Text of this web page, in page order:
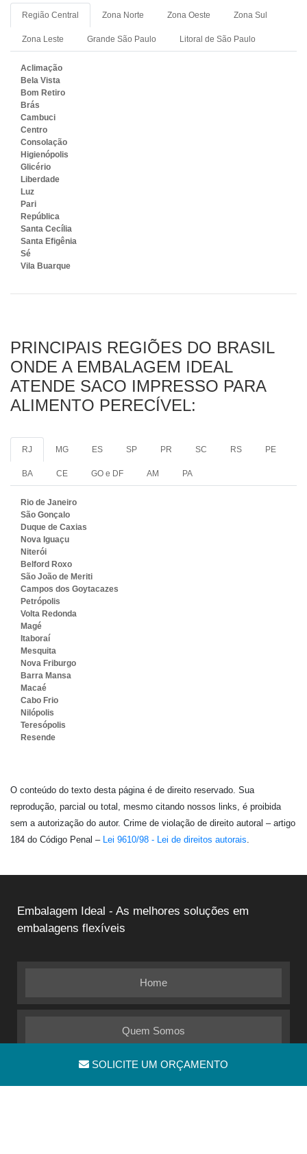
SOLICITE UM ORÇAMENTO
Região Central Zona Norte Zona Oeste Zona Sul
Zona Leste Grande São Paulo Litoral de São Paulo
Aclimação
Bela Vista
Bom Retiro
Brás
Cambuci
Centro
Consolação
Higienópolis
Glicério
Liberdade
Luz
Pari
República
Santa Cecília
Santa Efigênia
Sé
Vila Buarque
PRINCIPAIS REGIÕES DO BRASIL
ONDE A EMBALAGEM IDEAL
ATENDE SACO IMPRESSO PARA
ALIMENTO PERECÍVEL:
RJ MG ES SP PR SC RS PE
BA CE GO e DF AM PA
Rio de Janeiro
São Gonçalo
Duque de Caxias
Nova Iguaçu
Niterói
Belford Roxo
São João de Meriti
Campos dos Goytacazes
Petrópolis
Volta Redonda
Magé
Itaboraí
Mesquita
Nova Friburgo
Barra Mansa
Macaé
Cabo Frio
Nilópolis
Teresópolis
Resende
O conteúdo do texto desta página é de direito reservado. Sua
reprodução, parcial ou total, mesmo citando nossos links, é proibida
sem a autorização do autor. Crime de violação de direito autoral – artigo
184 do Código Penal – Lei 9610/98 - Lei de direitos autorais.
Embalagem Ideal - As melhores soluções em
embalagens flexíveis
Home
Quem Somos